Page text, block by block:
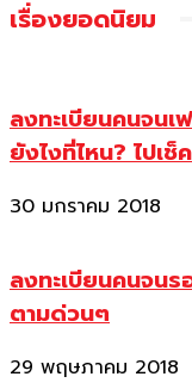
เรื่องยอดนิยม
ลงทะเบียนคนจนเ
ยังไงที่ไหน? ไปเช็
30 มกราคม 2018
ลงทะเบียนคนจนร
ตามด่วนๆ
29 พฤษภาคม 2018